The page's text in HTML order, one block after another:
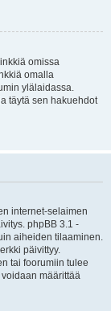
omissa
omalla
ylälaidassa.
täytä sen hakuehdot
internet-selaimen
phpBB 3.1 -
aiheiden tilaaminen.
päivittyy.
tai foorumiin tulee
määrittää